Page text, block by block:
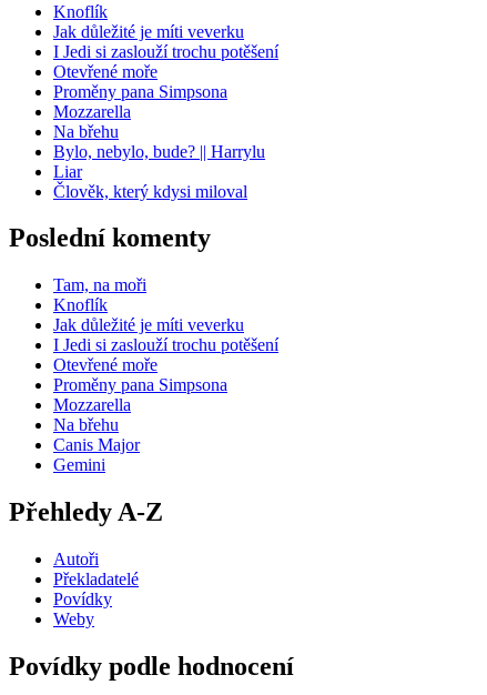
Knoflík
Jak důležité je míti veverku
I Jedi si zaslouží trochu potěšení
Otevřené moře
Proměny pana Simpsona
Mozzarella
Na břehu
Bylo, nebylo, bude? || Harrylu
Liar
Člověk, který kdysi miloval
Poslední komenty
Tam, na moři
Knoflík
Jak důležité je míti veverku
I Jedi si zaslouží trochu potěšení
Otevřené moře
Proměny pana Simpsona
Mozzarella
Na břehu
Canis Major
Gemini
Přehledy A-Z
Autoři
Překladatelé
Povídky
Weby
Povídky podle hodnocení